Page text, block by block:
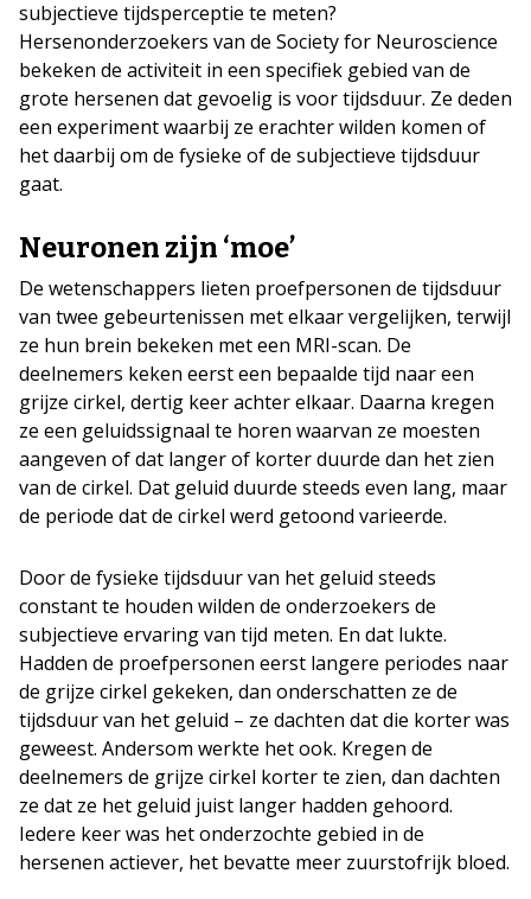
subjectieve tijdsperceptie te meten?
Hersenonderzoekers van de Society for Neuroscience
bekeken de activiteit in een specifiek gebied van de
grote hersenen dat gevoelig is voor tijdsduur. Ze deden
een experiment waarbij ze erachter wilden komen of
het daarbij om de fysieke of de subjectieve tijdsduur
gaat.
Neuronen zijn ‘moe’
De wetenschappers lieten proefpersonen de tijdsduur
van twee gebeurtenissen met elkaar vergelijken, terwijl
ze hun brein bekeken met een MRI-scan. De
deelnemers keken eerst een bepaalde tijd naar een
grijze cirkel, dertig keer achter elkaar. Daarna kregen
ze een geluidssignaal te horen waarvan ze moesten
aangeven of dat langer of korter duurde dan het zien
van de cirkel. Dat geluid duurde steeds even lang, maar
de periode dat de cirkel werd getoond varieerde.
Door de fysieke tijdsduur van het geluid steeds
constant te houden wilden de onderzoekers de
subjectieve ervaring van tijd meten. En dat lukte.
Hadden de proefpersonen eerst langere periodes naar
de grijze cirkel gekeken, dan onderschatten ze de
tijdsduur van het geluid – ze dachten dat die korter was
geweest. Andersom werkte het ook. Kregen de
deelnemers de grijze cirkel korter te zien, dan dachten
ze dat ze het geluid juist langer hadden gehoord.
Iedere keer was het onderzochte gebied in de
hersenen actiever, het bevatte meer zuurstofrijk bloed.